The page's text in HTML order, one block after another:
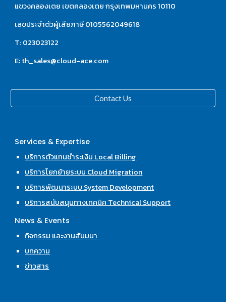
แขวงคลองเตย เขตคลองเตย กรุงเทพมหานคร 10110
เลขประจำตัวผู้เสียภาษี 0105562049618
T: 023023122
E: th_sales@cloud-ace.com
Contact Us
Services & Expertise
บริการตัวแทนชำระเงิน Local Billing
บริการโยกย้ายระบบ Cloud Migration
บริการพัฒนาระบบ System Development
บริการสนับสนุนทางเทคนิค Technical Support
News & Events
กิจกรรม และงานสัมมนา
บทความ
ข่าวสาร